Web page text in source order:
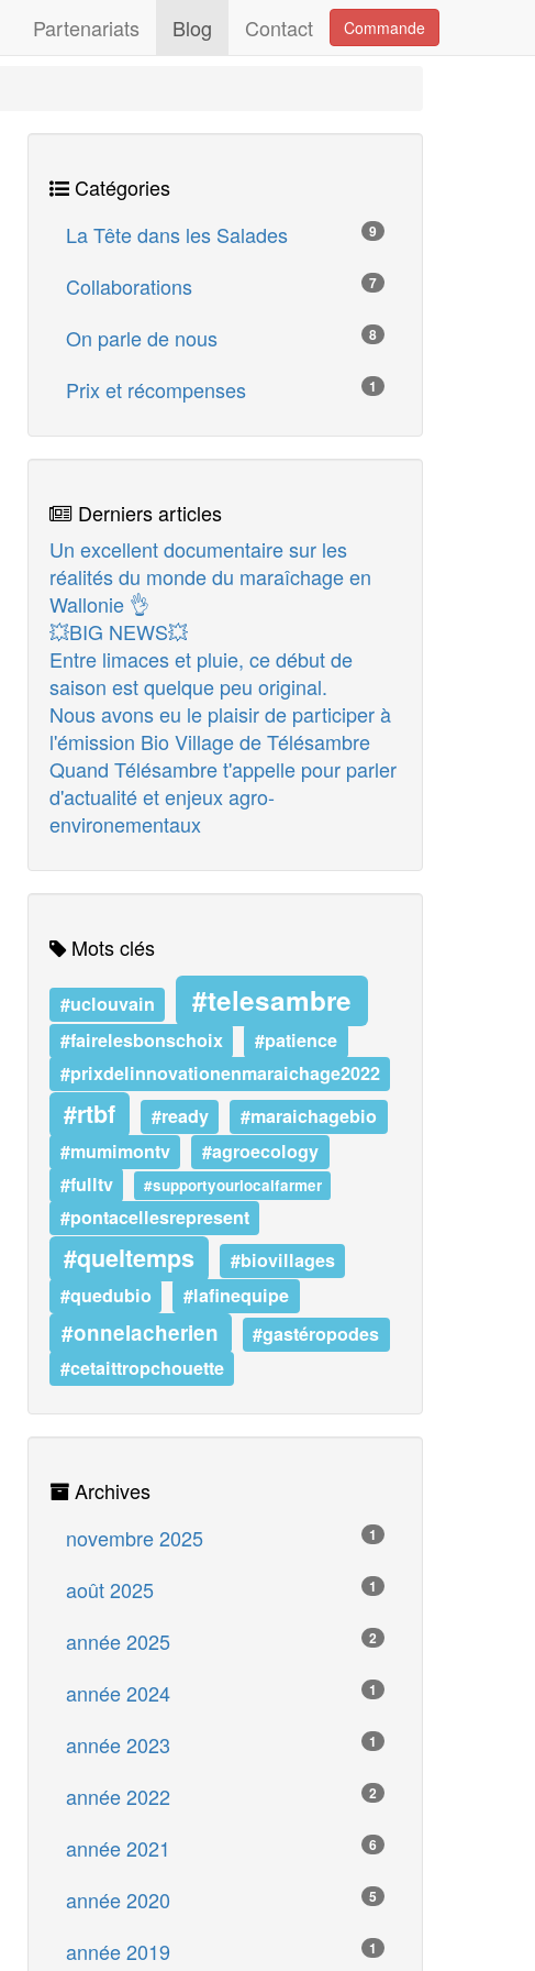
Partenariats Blog Contact Commande
Catégories
9
La Tête dans les Salades
7
Collaborations
8
On parle de nous
1
Prix et récompenses
Derniers articles
Un excellent documentaire sur les
réalités du monde du maraîchage en
Wallonie 👌
💥BIG NEWS💥
Entre limaces et pluie, ce début de
saison est quelque peu original.
Nous avons eu le plaisir de participer à
l'émission Bio Village de Télésambre
Quand Télésambre t'appelle pour parler
d'actualité et enjeux agro-
environementaux
Mots clés
#uclouvain #telesambre
#fairelesbonschoix
#patience
#prixdelinnovationenmaraichage2022
#rtbf #ready
#maraichagebio
#mumimontv
#agroecology
#fulltv
#supportyourlocalfarmer
#pontacellesrepresent
#queltemps
#biovillages
#quedubio
#lafinequipe
#onnelacherien
#gastéropodes
#cetaittropchouette
Archives
1
novembre 2025
1
août 2025
2
année 2025
1
année 2024
1
année 2023
2
année 2022
6
année 2021
5
année 2020
1
année 2019